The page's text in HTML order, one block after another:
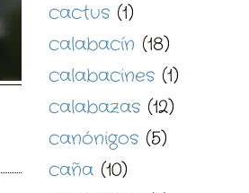
cactus (1)
calabacín (18)
calabacines (1)
calabazas (12)
canónigos (5)
caña (10)